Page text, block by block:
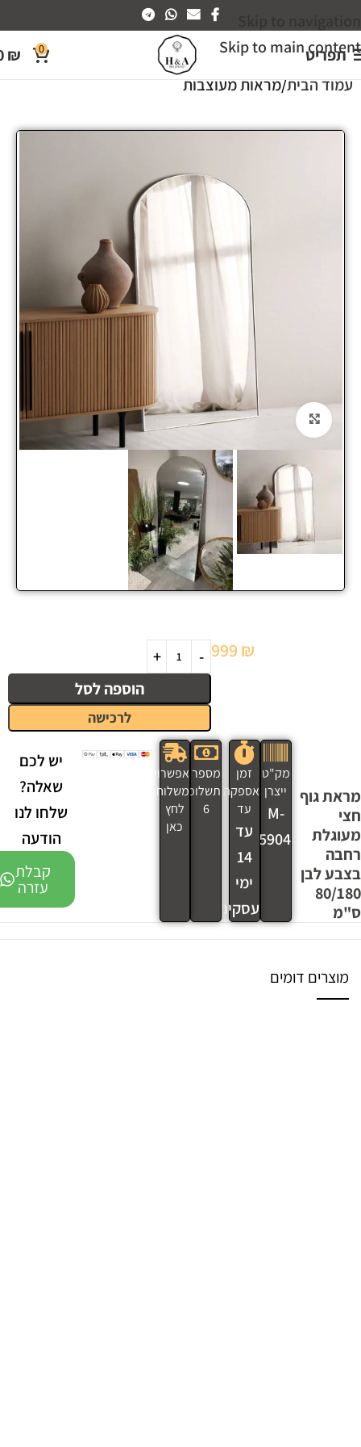
Skip to main content
תפריט 0
₪
עמוד הבית מראות מעוצבות
Click to enlarge
999 ₪
הוספה לסל
לרכישה
מראת גוף
חצי
מעוגלת
רחבה
בצבע לבן
80/180
ס"מ
מק"ט
ייצרן
M-
055904
זמן
אספקה
עד
עד
14
ימי
עסקים
מספר
תשלומים
6
אפשרויות
משלוח
לחץ
כאן
יש לכם
שאלה?
שלחו לנו
הודעה
קבלת
עזרה
מוצרים דומים